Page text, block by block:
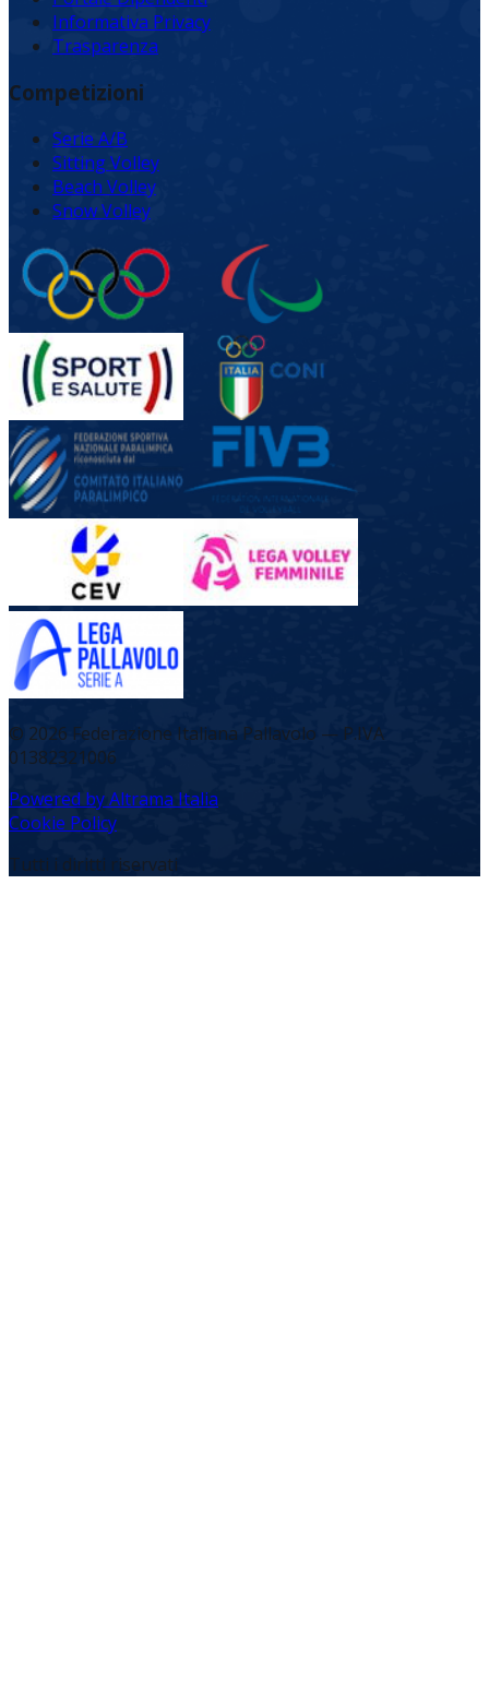
Informativa Privacy
Trasparenza
Competizioni
Serie A/B
Sitting Volley
Beach Volley
Snow Volley
© 2026 Federazione Italiana Pallavolo — P.IVA
01382321006
Powered by Altrama Italia
Cookie Policy
Tutti i diritti riservati